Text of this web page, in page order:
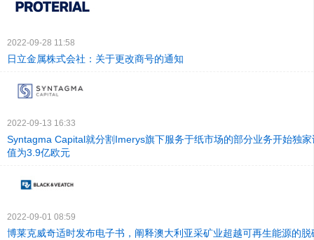
2022-09-28 11:58
日立金属株式会社：关于更改商号的通知
2022-09-13 16:33
Syntagma Capital就分割Imerys旗下服务于纸市场的部分业务开始独
值为3.9亿欧元
2022-09-01 08:59
博莱克威奇适时发布电子书，阐释澳大利亚采矿业超越可再生能源的脱